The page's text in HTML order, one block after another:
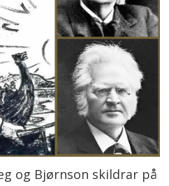
og Bjørnson skildrar på